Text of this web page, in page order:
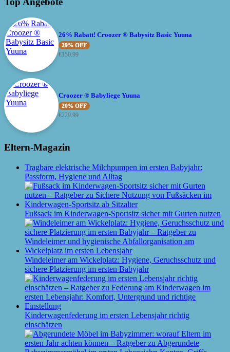
26% Rabatt! Croozer ® Babysitz Basic Yuuna
29% OFF
€150.99
Croozer ® Babyliege Yuuna
20% OFF
€229.99
Eltern-Magazin
Tragbare elektrische Milchpumpen im ersten Babyjahr:
Passform, Hygiene und Alltag
Fußsack im Kinderwagen-Sportsitz sicher mit Gurten nutzen
Windeleimer am Wickelplatz: Hygiene, Geruchsschutz und
sichere Platzierung im ersten Babyjahr
Kinderwagenfederung im ersten Lebensjahr richtig
einschätzen